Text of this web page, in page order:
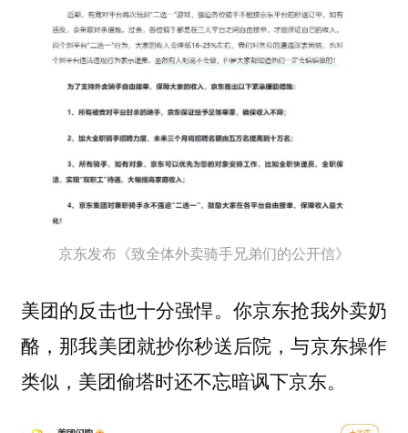
京东发布《致全体外卖骑手兄弟们的公开信》
美团的反击也十分强悍。你京东抢我外卖奶
酪，那我美团就抄你秒送后院，与京东操作
类似，美团偷塔时还不忘暗讽下京东。